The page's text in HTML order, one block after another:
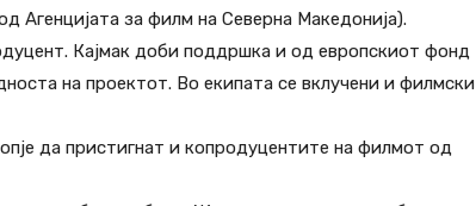
Агенцијата за филм на Северна Македонија).
Кајмак доби поддршка и од европскиот фонд
на проектот. Во екипата се вклучени и филмски
да пристигнат и копродуцентите на филмот од